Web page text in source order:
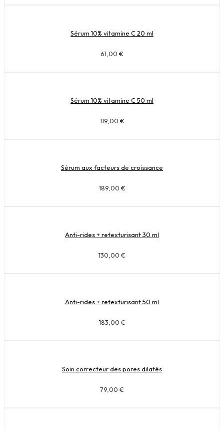
Sérum 10% vitamine C 20 ml
61,00 €
Sérum 10% vitamine C 50 ml
119,00 €
Sérum aux facteurs de croissance
189,00 €
Anti-rides + retexturisant 30 ml
130,00 €
Anti-rides + retexturisant 50 ml
183,00 €
Soin correcteur des pores dilatés
79,00 €